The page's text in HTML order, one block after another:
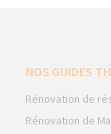
NOS GUIDES
Rénovation de
Rénovation de